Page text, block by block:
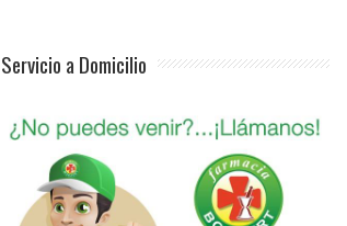
Servicio a Domicilio